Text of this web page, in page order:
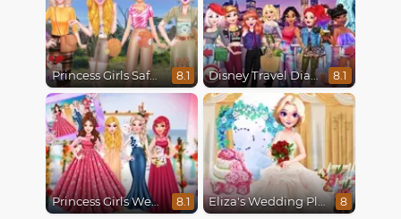
Princess Girls Safari Trip 8.1 Disney Travel Diaries: City Break 8.1
Princess Girls Wedding Trip 8.1 Eliza's Wedding Planner 8